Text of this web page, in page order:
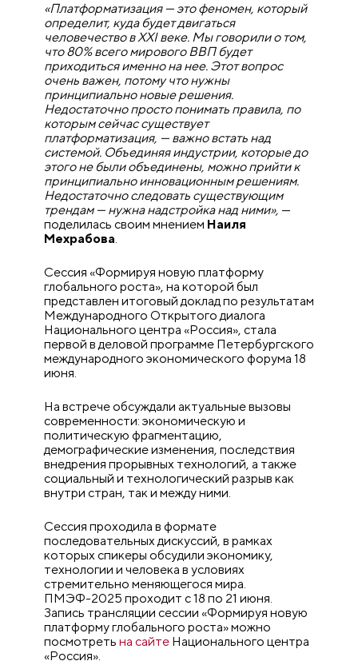
«Платформатизация — это феномен, который
определит, куда будет двигаться
человечество в XXI веке. Мы говорили о том,
что 80% всего мирового ВВП будет
приходиться именно на нее. Этот вопрос
очень важен, потому что нужны
принципиально новые решения.
Недостаточно просто понимать правила, по
которым сейчас существует
платформатизация, — важно встать над
системой. Объединяя индустрии, которые до
этого не были объединены, можно прийти к
принципиально инновационным решениям.
Недостаточно следовать существующим
трендам — нужна надстройка над ними», —
поделилась своим мнением Наиля
Мехрабова.
Сессия «Формируя новую платформу
глобального роста», на которой был
представлен итоговый доклад по результатам
Международного Открытого диалога
Национального центра «Россия», стала
первой в деловой программе Петербургского
международного экономического форума 18
июня.
На встрече обсуждали актуальные вызовы
современности: экономическую и
политическую фрагментацию,
демографические изменения, последствия
внедрения прорывных технологий, а также
социальный и технологический разрыв как
внутри стран, так и между ними.
Сессия проходила в формате
последовательных дискуссий, в рамках
которых спикеры обсудили экономику,
технологии и человека в условиях
стремительно меняющегося мира.
ПМЭФ-2025 проходит с 18 по 21 июня.
Запись трансляции сессии «Формируя новую
платформу глобального роста» можно
посмотретьна сайте Национального центра
«Россия».